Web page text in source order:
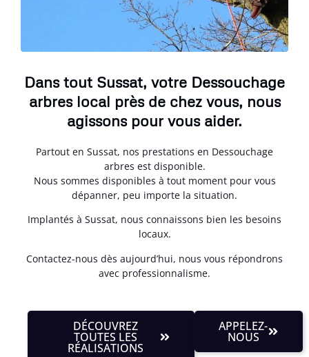
Dans tout Sussat, votre Dessouchage
arbres local près de chez vous, nous
agissons pour vous aider.
Partout en Sussat, nos prestations en Dessouchage
arbres est disponible.
Nous sommes disponibles à tout moment pour vous
dépanner, peu importe la situation.
Implantés à Sussat, nous connaissons bien les besoins
locaux.
Contactez-nous dès aujourd’hui, nous vous répondrons
avec professionnalisme.
DÉCOUVREZ
TOUTES LES
RÉALISATIONS
APPELEZ-
NOUS